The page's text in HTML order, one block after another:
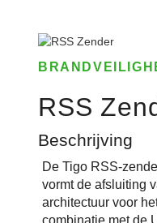
RSS
Beschrijving
De Tigo RSS-
vormt de afsluiting
architectuur voor